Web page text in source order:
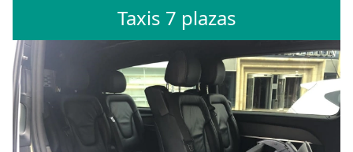
Taxis 7 plazas